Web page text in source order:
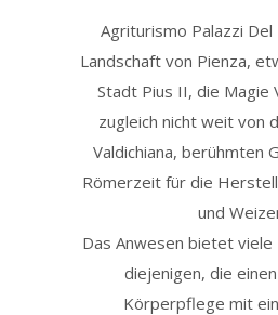
Agriturismo Palazzi
Landschaft von Pienza,
Stadt Pius II, die Magie
zugleich nicht weit von
Valdichiana, berühmten
Römerzeit für die
und
Das Anwesen bietet
diejenigen, die
Körperpflege mit